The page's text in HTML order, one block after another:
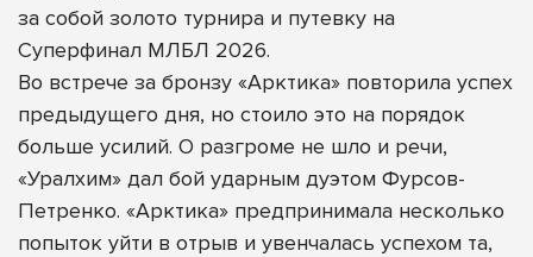
за собой золото турнира и путевку на
Суперфинал МЛБЛ 2026.
Во встрече за бронзу «Арктика» повторила успех
предыдущего дня, но стоило это на порядок
больше усилий. О разгроме не шло и речи,
«Уралхим» дал бой ударным дуэтом Фурсов-
Петренко. «Арктика» предпринимала несколько
попыток уйти в отрыв и увенчалась успехом та,